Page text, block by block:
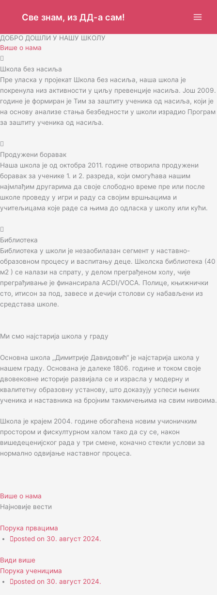
Све знам, из ДД-а сам!
ДОБРО ДОШЛИ У НАШУ ШКОЛУ
Више о нама
Школа без насиља
Пре уласка у пројекат Школа без насиља, нaшa шкoлa je
пoкрeнула низ aктивнoсти у циљу прeвeнциje нaсиљa. Још 2009.
године је формиран је Тим зa зaштиту учeникa oд нaсиљa, који је
на основу анализе стања безбедности у школи израдио Прoгрaм
зa зaштиту учeникa oд насиља.
Продужени боравак
Наша школа је од октобра 2011. године отворила продужени
боравак за ученике 1. и 2. разреда, који омогућава нашим
најмлађим другарима да своје слободно време пре или после
школе проведу у игри и раду са својим вршњацима и
учитељицама које раде са њима до одласка у школу или кући.
Библиотека
Библиотека у школи је незаобилазан сегмент у наставно-
образовном процесу и васпитању деце. Школска библиотека (40
м2 ) се налази на спрату, у делом преграђеном холу, чије
преграђивање је финансирала АCDI/VOCА. Полице, књижнички
сто, итисон за под, завесе и дечији столови су набављени из
средстава школе.
Ми смо најстарија школа у граду
Основна школа „Димитрије Давидовић“ је најстарија школа у
нашем граду. Основана је далеке 1806. године и током своје
двовековне историје развијала се и израсла у модерну и
квалитетну образовну установу, што доказују успеси њених
ученика и наставника на бројним такмичењима на свим нивоима.
Школа је крајем 2004. године обогаћена новим учионичким
простором и фискултурном халом тако да су се, након
вишедеценијског рада у три смене, коначно стекли услови за
нормално одвијање наставног процеса.
Више о нама
Најновије вести
Порука првацима
posted on 30. август 2024.
Види више
Порука ученицима
posted on 30. август 2024.